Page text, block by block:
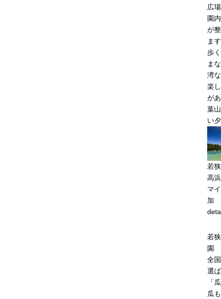
広
園
が
ま
歩
ま
湾
楽
が
葉
い
若
高
マ
加
若
園
全
選
「
瓜